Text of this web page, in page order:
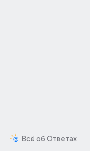
Всё об Ответах